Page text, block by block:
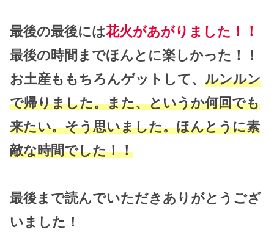
最後の最後には花火があがりました！！
最後の時間までほんとに楽しかった！！
お土産ももちろんゲットして、 ルンルン
で帰りました。また、というか何回でも
来たい。そう思いました。ほんとうに素
敵な時間でした！！
最後まで読んでいただきありがとうござ
いました！